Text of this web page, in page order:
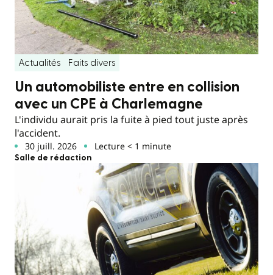
Actualités Faits divers
Un automobiliste entre en collision
avec un CPE à Charlemagne
L'individu aurait pris la fuite à pied tout juste après
l'accident.
30 juill. 2026 Lecture < 1 minute
Salle de rédaction